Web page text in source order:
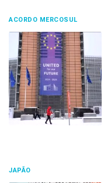
ACORDO MERCOSUL
JAPÃO